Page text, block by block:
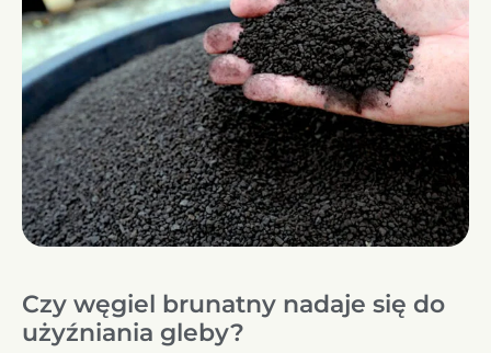
Czy węgiel brunatny nadaje się do
użyźniania gleby?